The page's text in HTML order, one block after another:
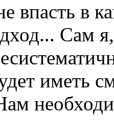
впасть в
Сам
иметь